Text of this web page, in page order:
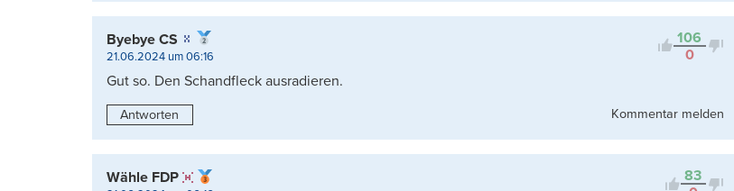
106
0
Byebye CS
21.06.2024 um 06:16
Gut so. Den Schandfleck ausradieren.
Antworten Kommentar melden
83
Wähle FDP